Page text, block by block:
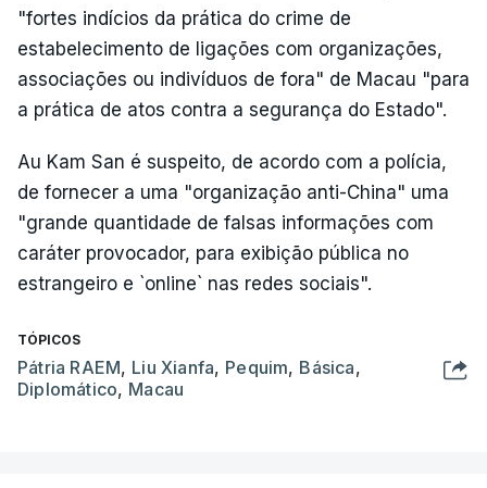
"fortes indícios da prática do crime de
estabelecimento de ligações com organizações,
associações ou indivíduos de fora" de Macau "para
a prática de atos contra a segurança do Estado".
Au Kam San é suspeito, de acordo com a polícia,
de fornecer a uma "organização anti-China" uma
"grande quantidade de falsas informações com
caráter provocador, para exibição pública no
estrangeiro e `online` nas redes sociais".
TÓPICOS
Pátria RAEM, Liu Xianfa, Pequim, Básica,
Diplomático, Macau